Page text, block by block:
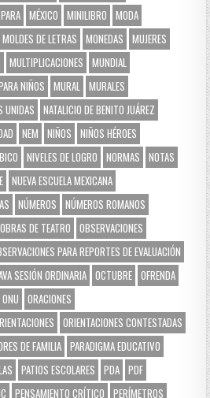
MÉXICO MINILIBRO
MODA
MOLDES DE LETRAS MONEDAS
MUJERES
MULTIPLICACIONES
MUNDIAL
NIÑOS MURAL MURALES
UNIDAS
NATALICIO DE BENITO JUÁREZ
NEM NIÑOS
NIÑOS HÉROES
NIVELES DE LOGRO NORMAS
NOTAS
NUEVA ESCUELA MEXICANA
NÚMEROS
NÚMEROS ROMANOS
OBRAS DE TEATRO
OBSERVACIONES
PARA REPORTES DE EVALUACIÓN
SESIÓN ORDINARIA OCTUBRE OFRENDA
ONU
ORACIONES
ORIENTACIONES CONTESTADAS
DE FAMILIA PARADIGMA EDUCATIVO
PATIOS ESCOLARES PDA PDF
PENSAMIENTO CRÍTICO PERÍMETROS